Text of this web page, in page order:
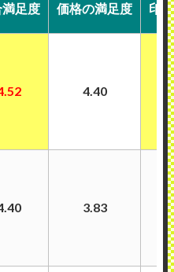
足度 価格の満足度 印
4.40
3.83